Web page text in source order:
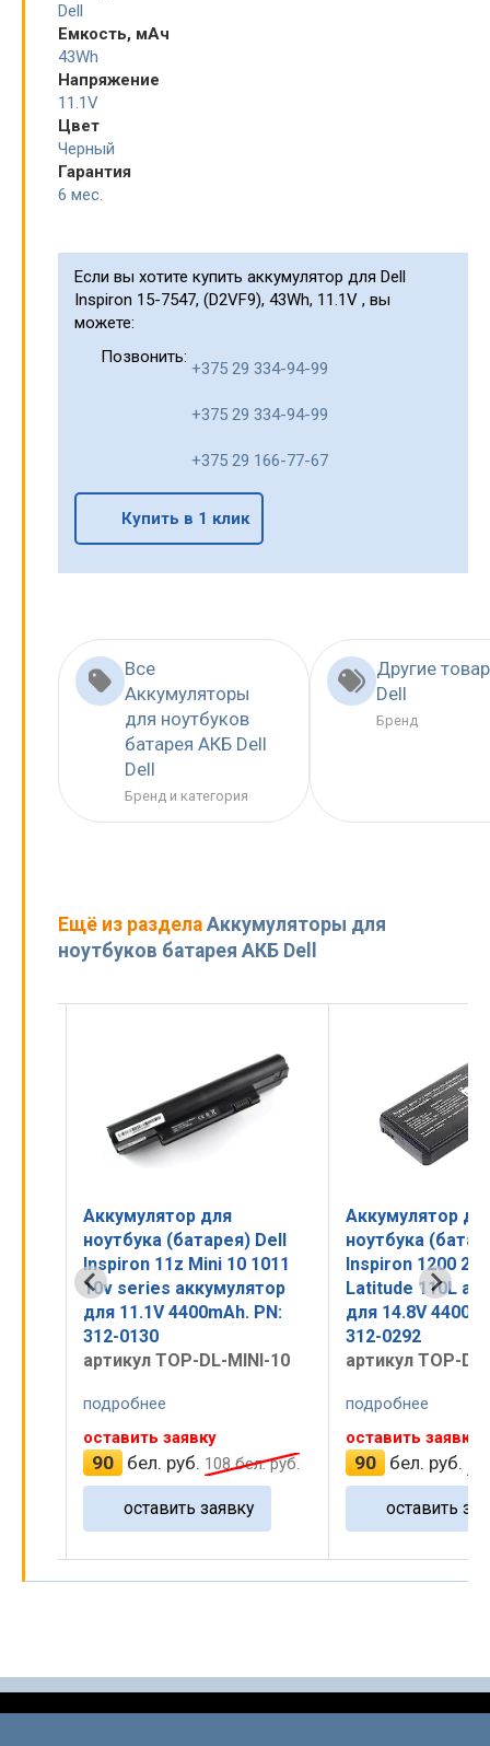
Dell
Емкость, мАч
43Wh
Напряжение
11.1V
Цвет
Черный
Гарантия
6 мес.
Если вы хотите купить аккумулятор для Dell
Inspiron 15-7547, (D2VF9), 43Wh, 11.1V , вы
можете:
Позвонить:
+375 29 334-94-99
+375 29 334-94-99
+375 29 166-77-67
Купить в 1 клик
Все
Аккумуляторы
для ноутбуков
батарея АКБ Dell
Dell
Бренд и категория
Другие
Dell
Бренд
Ещё из раздела Аккумуляторы для
ноутбуков батарея АКБ Dell
Аккумулятор для
ноутбука (батарея) Dell
Inspiron 1200 22001000
Latitude 110L аккумулятор
для 14.8V 4400mAh. PN:
312-0292
артикул TOP-DL1000
подробнее
оставить заявку
90 бел. руб. 108бел. руб.
оставить заявку
Аккумулятор
ноутбука
Inspiron 1300,
Latitude 120L
4800mAh PN:
артикул TOP-
подробнее
купить
131 бел. руб.
В